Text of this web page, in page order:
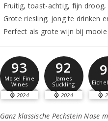
Fruitig, toast-achtig, fijn
Grote riesling; jong te drinken
Perfect als grote wijn bij
93
Mosel Fine
Wines
2024
92
James
Suckling
2024
Ganz klassische Pechstein Nase